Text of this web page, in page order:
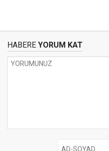
HABERE YORUM KAT